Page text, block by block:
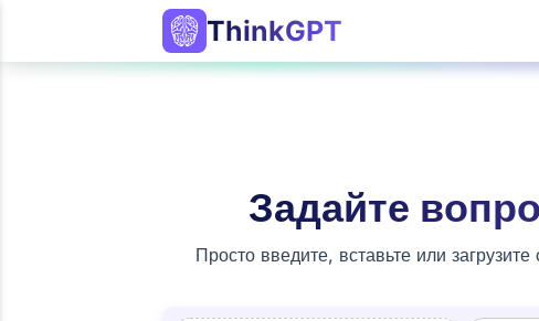
ThinkGPT
Задайте
Просто введите, вставьте или